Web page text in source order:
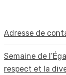
Adresse de
Semaine de
respect et la